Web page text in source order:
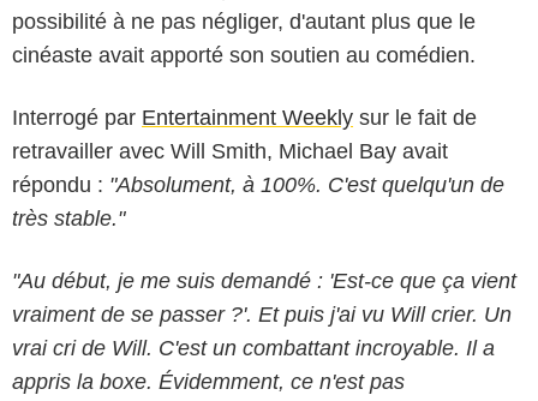
possibilité à ne pas négliger, d'autant plus que le
cinéaste avait apporté son soutien au comédien.
Interrogé par Entertainment Weekly sur le fait de
retravailler avec Will Smith, Michael Bay avait
répondu : "Absolument, à 100%. C'est quelqu'un de
très stable."
"Au début, je me suis demandé : 'Est-ce que ça vient
vraiment de se passer ?'. Et puis j'ai vu Will crier. Un
vrai cri de Will. C'est un combattant incroyable. Il a
appris la boxe. Évidemment, ce n'est pas